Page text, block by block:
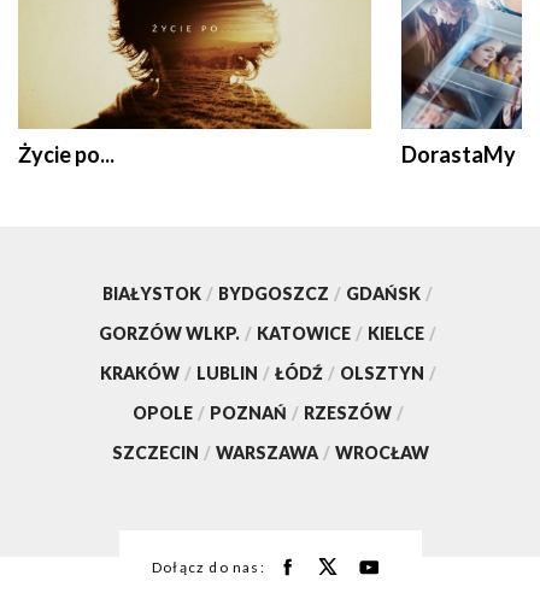
Życie po... DorastaMy
BIAŁYSTOK / BYDGOSZCZ / GDAŃSK /
GORZÓW WLKP. / KATOWICE / KIELCE /
KRAKÓW / LUBLIN / ŁÓDŹ / OLSZTYN /
OPOLE / POZNAŃ / RZESZÓW /
SZCZECIN / WARSZAWA / WROCŁAW
Dołącz do nas: